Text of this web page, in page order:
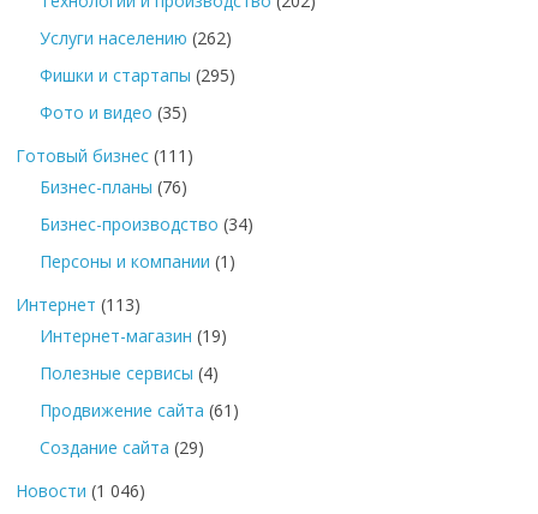
Услуги населению (262)
Фишки и стартапы (295)
Фото и видео (35)
Готовый бизнес (111)
Бизнес-планы (76)
Бизнес-производство (34)
Персоны и компании (1)
Интернет (113)
Интернет-магазин (19)
Полезные сервисы (4)
Продвижение сайта (61)
Создание сайта (29)
Новости (1 046)